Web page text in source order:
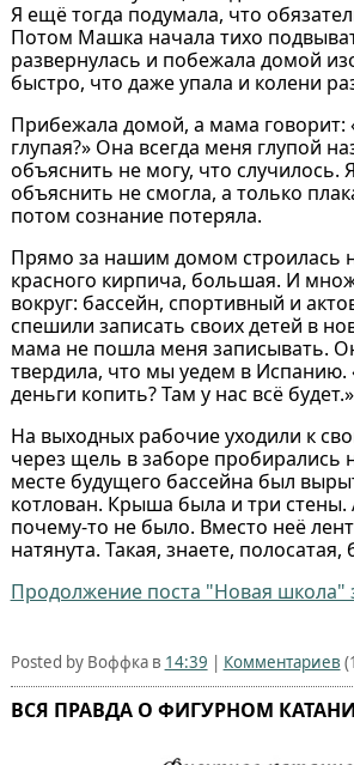
Я ещё тогда подумала, что
Потом Машка начала тихо
развернулась и побежала домой
быстро, что даже упала и колени
Прибежала домой, а мама говорит:
глупая?» Она всегда меня глупой
объяснить не могу, что случилось.
объяснить не смогла, а только
потом сознание потеряла.
Прямо за нашим домом строилась
красного кирпича, большая. И
вокруг: бассейн, спортивный и
спешили записать своих детей в
мама не пошла меня записывать.
твердила, что мы уедем в Испанию.
деньги копить? Там у нас всё будет.»
На выходных рабочие уходили к
через щель в заборе пробирались
месте будущего бассейна был
котлован. Крыша была и три стены.
почему-то не было. Вместо неё
натянута. Такая, знаете, полосатая,
Продолжение поста "Новая школа"
Posted by Воффка в 14:39 | Комментариев
ВСЯ ПРАВДА О ФИГУРНОМ